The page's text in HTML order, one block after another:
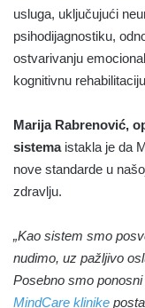
usluga, uključujući
psihodijagnostiku,
ostvarivanju
kognitivnu
Marija Rabrenović,
sistemaistakla je da
nove standarde u
zdravlju.
„Kao sistem smo
nudimo, uz pažljivo
Posebno smo
MindCare klinike